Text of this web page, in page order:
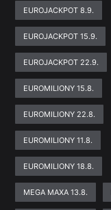
EUROJACKPOT 8.9.
EUROJACKPOT 15.9.
EUROJACKPOT 22.9.
EUROMILIONY 15.8.
EUROMILIONY 22.8.
EUROMILIONY 11.8.
EUROMILIONY 18.8.
MEGA MAXA 13.8.